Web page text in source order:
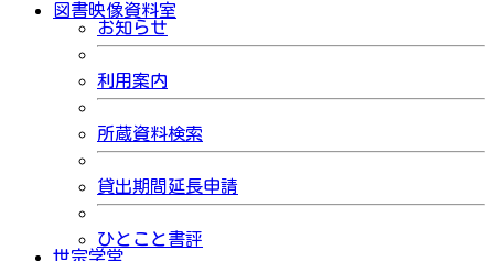
図書映像資料室
お知らせ
利用案内
所蔵資料検索
貸出期間延長申請
ひとこと書評
世宗学堂